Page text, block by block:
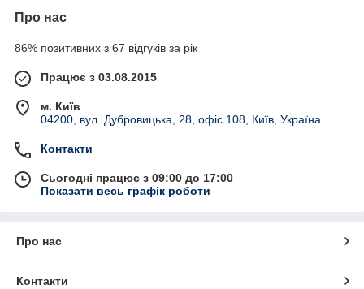
Про нас
86% позитивних з 67 відгуків за рік
Працює з 03.08.2015
м. Київ
04200, вул. Дубровицька, 28, офіс 108, Київ, Україна
Контакти
Сьогодні працює з 09:00 до 17:00
Показати весь графік роботи
Про нас
Контакти